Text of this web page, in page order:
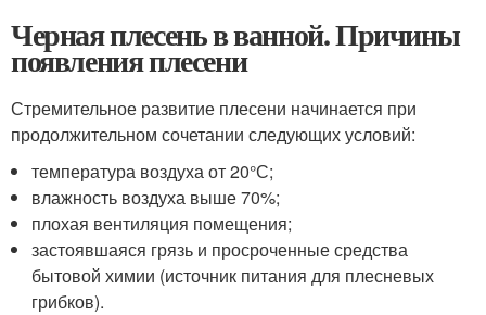
Черная плесень в ванной. Причины
появления плесени
Стремительное развитие плесени начинается при
продолжительном сочетании следующих условий:
температура воздуха от 20°С;
влажность воздуха выше 70%;
плохая вентиляция помещения;
застоявшаяся грязь и просроченные средства
бытовой химии (источник питания для плесневых
грибков).